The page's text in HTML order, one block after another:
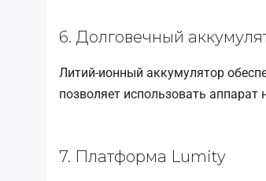
6. Долговечный
Литий-ионный аккумулятор
позволяет использовать
7. Платформа Lumity